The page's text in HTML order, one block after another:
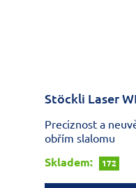
Stöckli Laser
Preciznost a
obřím slalomu
Skladem:
172